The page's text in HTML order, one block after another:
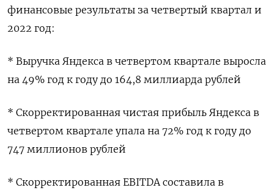
финансовые результаты за четвертый квартал и
2022 год:
* Выручка Яндекса в четвертом квартале выросла
на 49% год к году до 164,8 миллиарда рублей
* Скорректированная чистая прибыль Яндекса в
четвертом квартале упала на 72% год к году до
747 миллионов рублей
* Скорректированная EBITDA составила в